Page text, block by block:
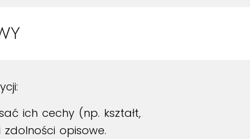
ich cechy (np. kształt,
opisowe.